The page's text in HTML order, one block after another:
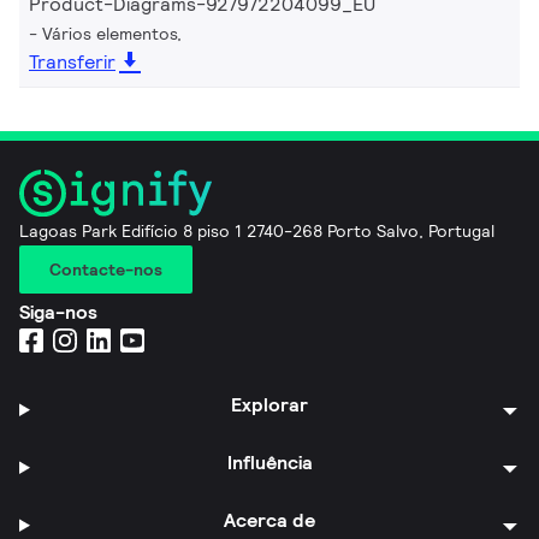
Vários elementos,
Transferir
Lagoas Park Edifício 8 piso 1 2740-268 Porto Salvo, Portugal
Contacte-nos
Siga-nos
Explorar
Influência
Acerca de